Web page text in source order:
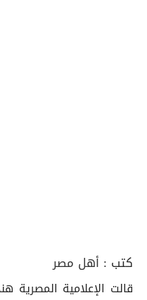
كتب : أهل مصر
قالت الإعلامية المصرية